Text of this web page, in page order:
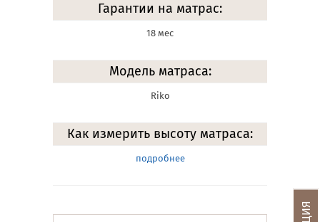
Гарантии на матрас:
18 мес
Модель матраса:
Riko
Как измерить высоту матраса:
подробнее